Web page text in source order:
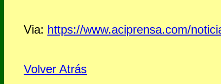
Via: https://www.aciprensa.com/
Volver Atrás